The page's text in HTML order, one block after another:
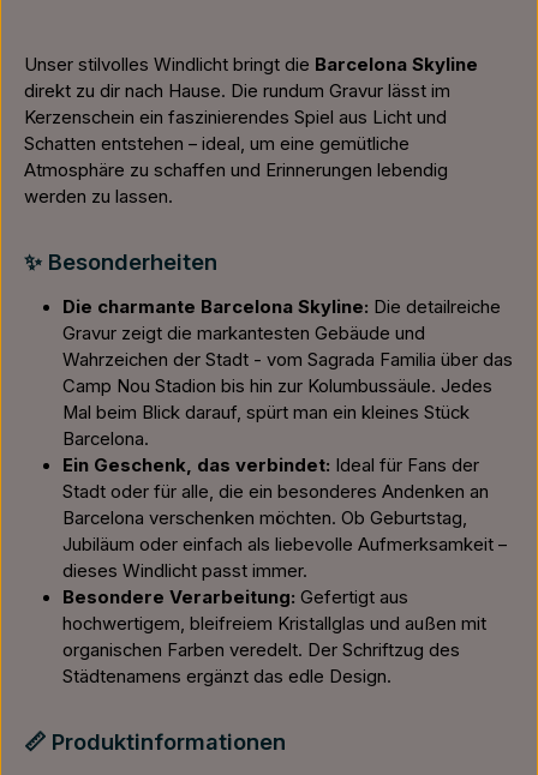
Unser stilvolles Windlicht bringt die Barcelona Skyline
direkt zu dir nach Hause. Die rundum Gravur lässt im
Kerzenschein ein faszinierendes Spiel aus Licht und
Schatten entstehen – ideal, um eine gemütliche
Atmosphäre zu schaffen und Erinnerungen lebendig
werden zu lassen.
✨ Besonderheiten
Die charmante Barcelona Skyline: Die detailreiche
Gravur zeigt die markantesten Gebäude und
Wahrzeichen der Stadt - vom Sagrada Familia über das
Camp Nou Stadion bis hin zur Kolumbussäule. Jedes
Mal beim Blick darauf, spürt man ein kleines Stück
Barcelona.
Ein Geschenk, das verbindet: Ideal für Fans der
Stadt oder für alle, die ein besonderes Andenken an
Barcelona verschenken möchten. Ob Geburtstag,
Jubiläum oder einfach als liebevolle Aufmerksamkeit –
dieses Windlicht passt immer.
Besondere Verarbeitung: Gefertigt aus
hochwertigem, bleifreiem Kristallglas und außen mit
organischen Farben veredelt. Der Schriftzug des
Städtenamens ergänzt das edle Design.
📏 Produktinformationen